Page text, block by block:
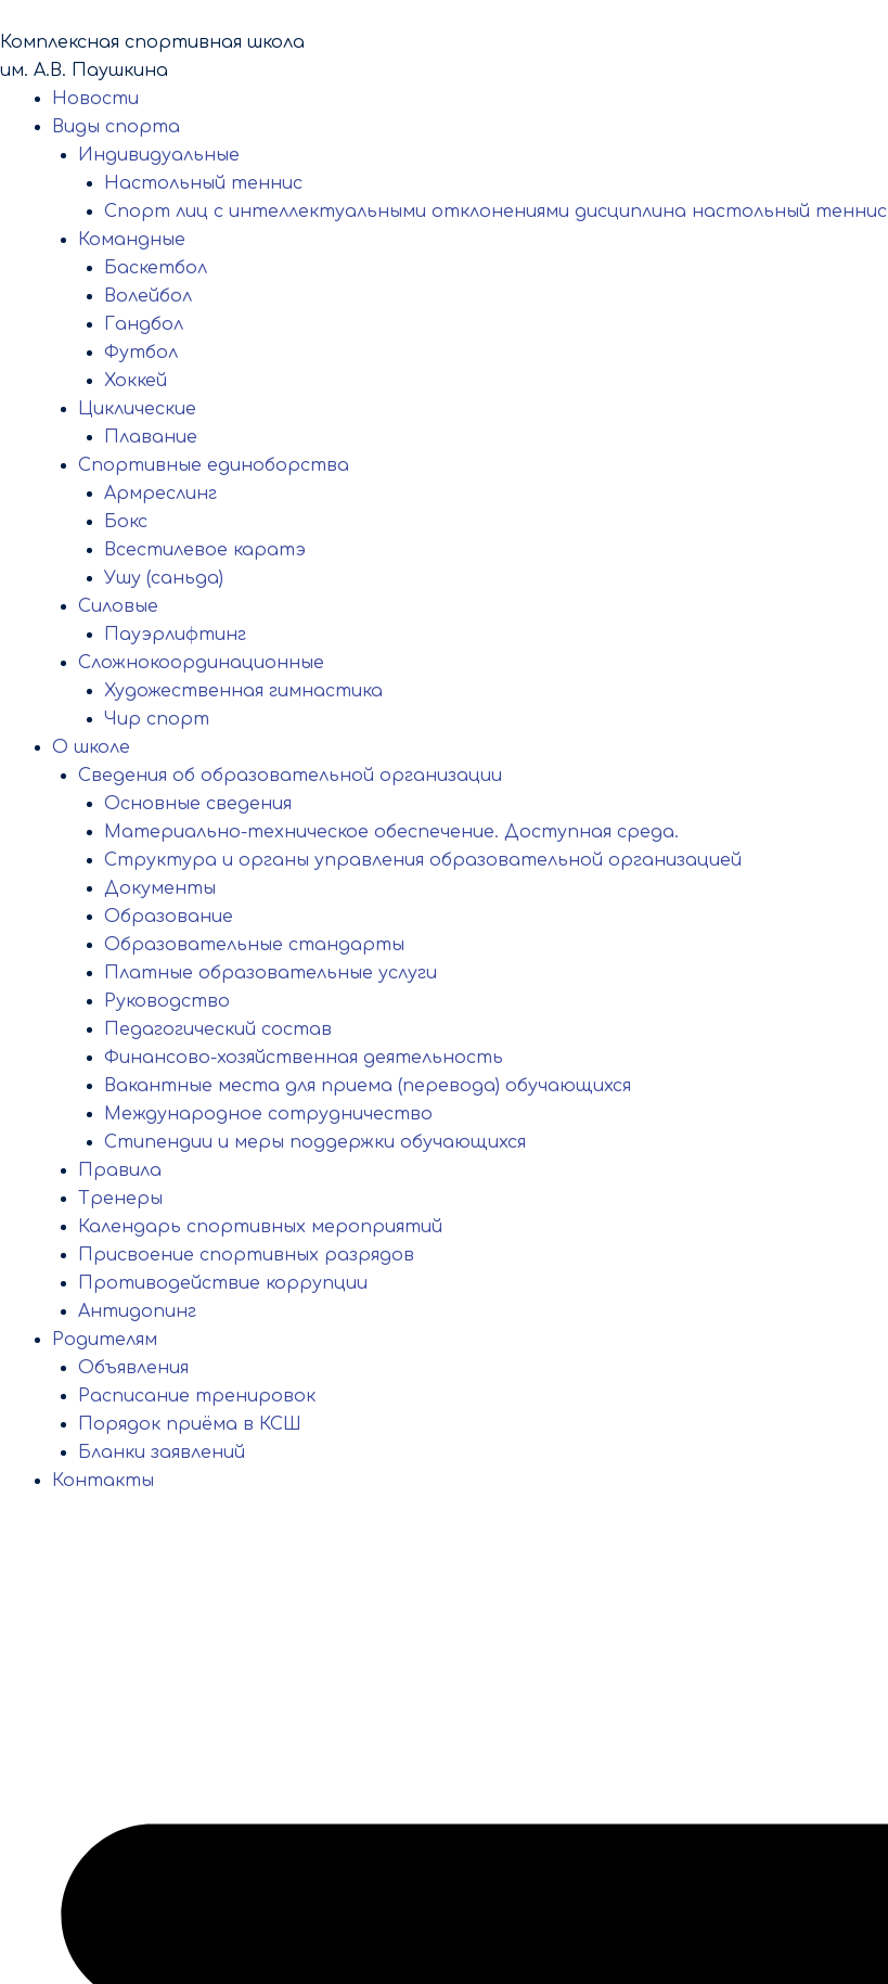
к
содержимому
Комплексная спортивная школа
им. А.В. Паушкина
Новости
Виды спорта
Индивидуальные
Настольный теннис
Спорт лиц с интеллектуальными отклонениями дисциплина настольный теннис
Командные
Баскетбол
Волейбол
Гандбол
Футбол
Хоккей
Циклические
Плавание
Спортивные единоборства
Армреслинг
Бокс
Всестилевое каратэ
Ушу (саньда)
Силовые
Пауэрлифтинг
Сложнокоординационные
Художественная гимнастика
Чир спорт
О школе
Сведения об образовательной организации
Основные сведения
Материально-техническое обеспечение. Доступная среда.
Структура и органы управления образовательной организацией
Документы
Образование
Образовательные стандарты
Платные образовательные услуги
Руководство
Педагогический состав
Финансово-хозяйственная деятельность
Вакантные места для приема (перевода) обучающихся
Международное сотрудничество
Стипендии и меры поддержки обучающихся
Правила
Тренеры
Календарь спортивных мероприятий
Присвоение спортивных разрядов
Противодействие коррупции
Антидопинг
Родителям
Объявления
Расписание тренировок
Порядок приёма в КСШ
Бланки заявлений
Контакты